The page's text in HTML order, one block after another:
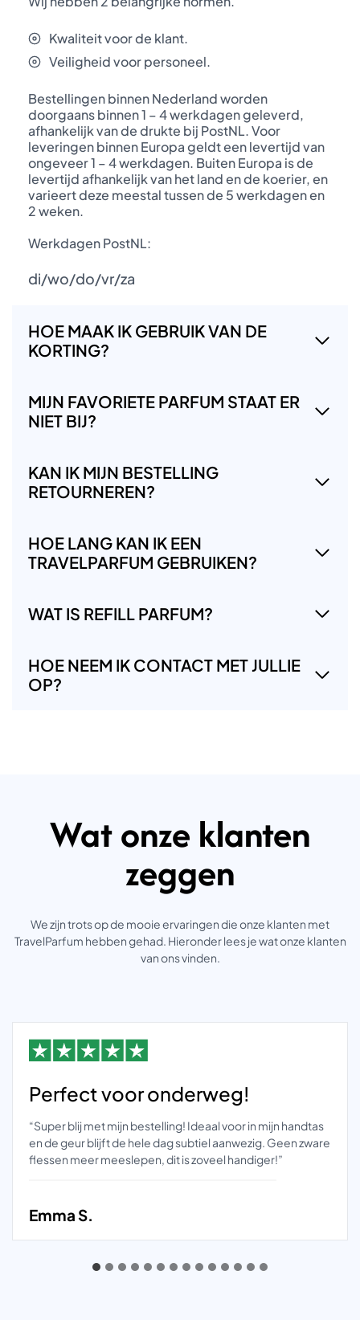
Kwaliteit voor de klant.
Veiligheid voor personeel.
Bestellingen binnen Nederland worden
doorgaans binnen 1 – 4 werkdagen geleverd,
afhankelijk van de drukte bij PostNL. Voor
leveringen binnen Europa geldt een levertijd van
ongeveer 1 – 4 werkdagen. Buiten Europa is de
levertijd afhankelijk van het land en de koerier, en
varieert deze meestal tussen de 5 werkdagen en
2 weken.
Werkdagen PostNL:
di/wo/do/vr/za
HOE MAAK IK GEBRUIK VAN DE
KORTING?
MIJN FAVORIETE PARFUM STAAT ER
NIET BIJ?
KAN IK MIJN BESTELLING
RETOURNEREN?
HOE LANG KAN IK EEN
TRAVELPARFUM GEBRUIKEN?
WAT IS REFILL PARFUM?
HOE NEEM IK CONTACT MET JULLIE
OP?
Wat onze klanten
zeggen
We zijn trots op de mooie ervaringen die onze klanten met
TravelParfum hebben gehad. Hieronder lees je wat onze klanten
van ons vinden.
Perfect voor onderweg!
“Super blij met mijn bestelling! Ideaal voor in mijn handtas
en de geur blijft de hele dag subtiel aanwezig. Geen zware
flessen meer meeslepen, dit is zoveel handiger!”
Emma S.